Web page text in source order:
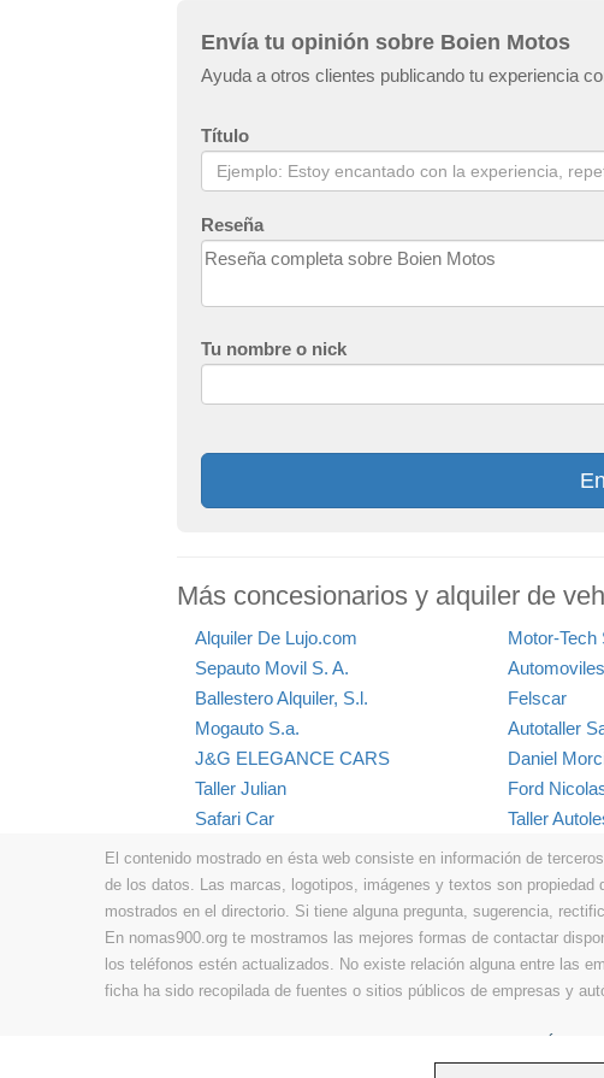
Envía tu opinión sobre Boien Motos
Ayuda a otros clientes publicando tu experiencia
Título
Reseña
Tu nombre o nick
Más concesionarios y alquiler de
Alquiler De Lujo.com Motor-Tech
Sepauto Movil S. A.
Ballestero Alquiler, S.l.
Felscar
Mogauto S.a.
Autotaller
J&G ELEGANCE CARS
Daniel
Taller Julian
Ford
Safari Car
Taller
El contenido mostrado en ésta web consiste en información de
de los datos. Las marcas, logotipos, imágenes y textos son
mostrados en el directorio. Si tiene alguna pregunta, sugerencia,
En nomas900.org te mostramos las mejores formas de contactar
los teléfonos estén actualizados. No existe relación alguna entre las
ficha ha sido recopilada de fuentes o sitios públicos de empresas y